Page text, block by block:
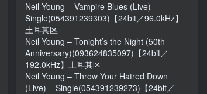
Neil Young – Vampire Blues (Live) –
Single(054391239303)【24bit／96.0kHz】
土耳其区
Neil Young – Tonight’s the Night (50th
Anniversary)(093624835097)【24bit／
192.0kHz】土耳其区
Neil Young – Throw Your Hatred Down
(Live) – Single(054391239273)【24bit／